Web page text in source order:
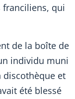
franciliens, qui
de la boîte de
individu muni
discothèque et
été blessé